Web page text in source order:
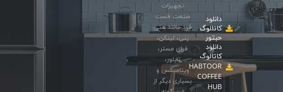
دانلود
کاتالوگ
حبتور
دانلود
کاتالوگ
HABTOOR
COFFEE
HUB
تجهیزات
صنعت فست
فود مانند هنی
پنی، لینکن،
فرای مستر،
تایلور،
ویتامیکس و
بسیاری دیگر از